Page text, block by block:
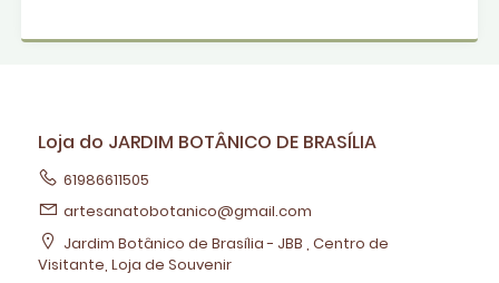
Loja do JARDIM BOTÂNICO DE BRASÍLIA
61986611505
artesanatobotanico@gmail.com
Jardim Botânico de Brasília - JBB , Centro de
Visitante, Loja de Souvenir